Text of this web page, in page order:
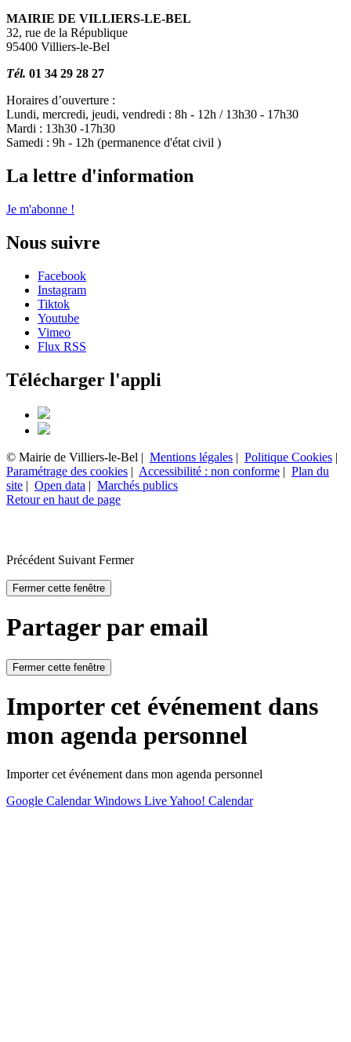
MAIRIE DE VILLIERS-LE-BEL
32, rue de la République
95400 Villiers-le-Bel
Tél. 01 34 29 28 27
Horaires d’ouverture :
Lundi, mercredi, jeudi, vendredi : 8h - 12h / 13h30 - 17h30
Mardi : 13h30 -17h30
Samedi : 9h - 12h (permanence d'état civil )
La lettre d'information
Je m'abonne !
Nous suivre
Facebook
Instagram
Tiktok
Youtube
Vimeo
Flux RSS
Télécharger l'appli
© Mairie de Villiers-le-Bel | Mentions légales | Politique Cookies |
Paramétrage des cookies | Accessibilité : non conforme | Plan du
site | Open data | Marchés publics
Retour en haut de page
Précédent Suivant Fermer
Fermer cette fenêtre
Partager par email
Fermer cette fenêtre
Importer cet événement dans
mon agenda personnel
Importer cet événement dans mon agenda personnel
Google CalendarWindows LiveYahoo! Calendar